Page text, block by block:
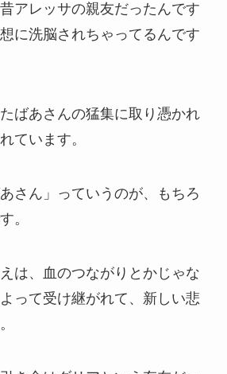
アレッサの親友だったんです
に洗脳されちゃってるんです
ばあさんの猛集に取り憑かれ
ています。
さん」っていうのが、もちろ
。
は、血のつながりとかじゃな
って受け継がれて、新しい悲